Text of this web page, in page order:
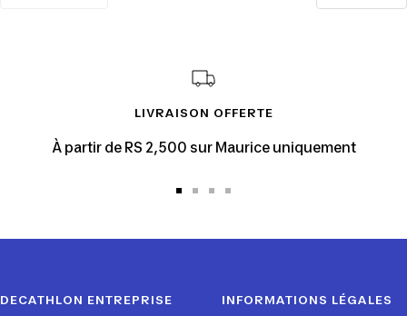
LIVRAISON OFFERTE
À partir de RS 2,500 sur Maurice uniquement
DECATHLON ENTREPRISE INFORMATIONS LÉGALES